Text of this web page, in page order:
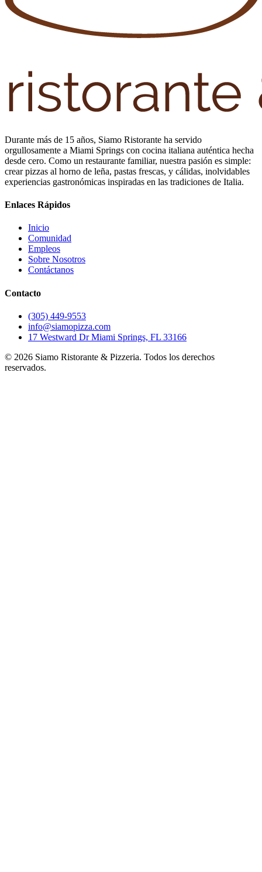
Durante más de 15 años, Siamo Ristorante ha servido
orgullosamente a Miami Springs con cocina italiana auténtica hecha
desde cero. Como un restaurante familiar, nuestra pasión es simple:
crear pizzas al horno de leña, pastas frescas, y cálidas, inolvidables
experiencias gastronómicas inspiradas en las tradiciones de Italia.
Enlaces Rápidos
Inicio
Comunidad
Empleos
Sobre Nosotros
Contáctanos
Contacto
(305) 449-9553
info@siamopizza.com
17 Westward Dr Miami Springs, FL 33166
© 2026 Siamo Ristorante & Pizzeria. Todos los derechos
reservados.